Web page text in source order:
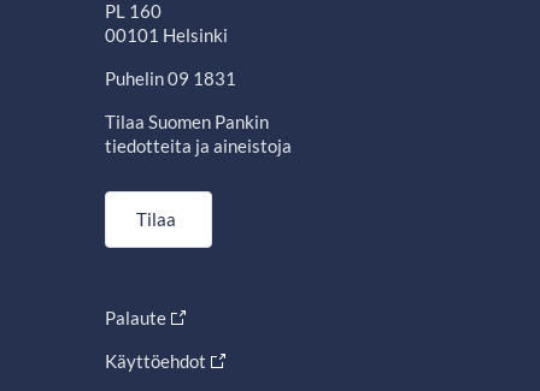
PL 160
00101 Helsinki
Puhelin 09 1831
Tilaa Suomen Pankin
tiedotteita ja aineistoja
Tilaa
Palaute
Käyttöehdot